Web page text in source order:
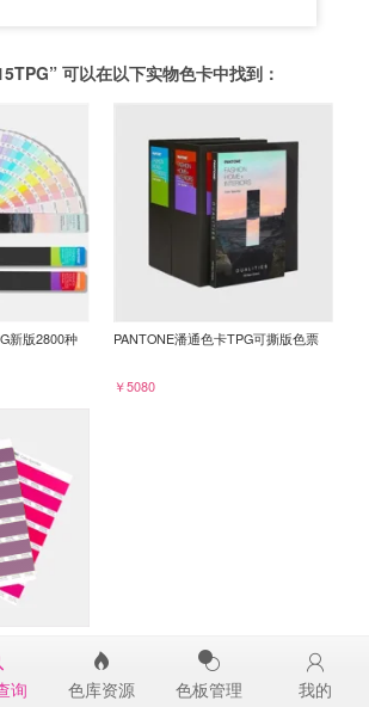
可以在以下实物色卡中找到：
新版2800种
PANTONE潘通色卡TPG可撕版色票
￥5080
询 色库资源 色板管理 我的